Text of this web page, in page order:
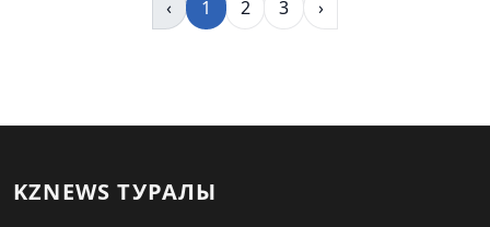
‹ 1 2 3 ›
KZNEWS ТУРАЛЫ